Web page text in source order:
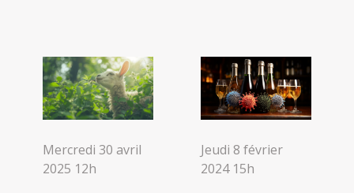
Mercredi 30 avril
2025 12h
Jeudi 8 février
2024 15h